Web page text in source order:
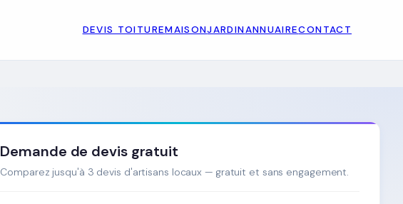
DEVIS TOITUREMAISONJARDINANNUAIRECONTACT
Demande de devis gratuit
Comparez jusqu'à 3 devis d'artisans locaux — gratuit et sans engagement.